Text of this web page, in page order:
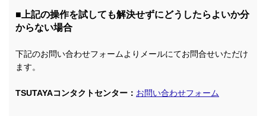
■上記の操作を試しても解決せずにどうしたらよいか分
からない場合
下記のお問い合わせフォームよりメールにてお問合せいただけ
ます。
TSUTAYAコンタクトセンター： お問い合わせフォーム